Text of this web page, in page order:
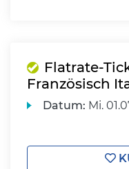
Flatrate-
Französisch
Datum: Mi.